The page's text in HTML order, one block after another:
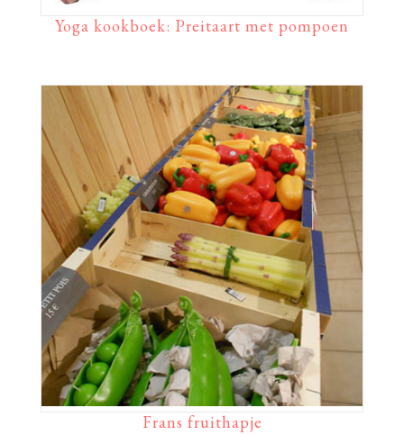
Yoga kookboek: Preitaart met pompoen
Frans fruithapje